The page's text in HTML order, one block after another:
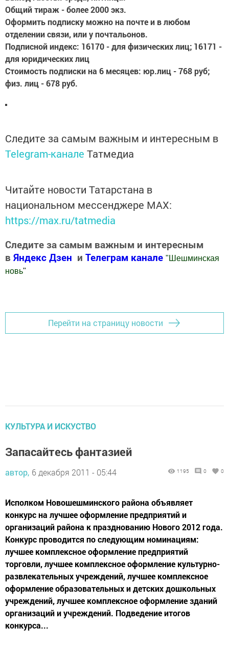
Общий тираж - более 2000 экз.
Оформить подписку можно на почте и в любом
отделении связи, или у почтальонов.
Подписной индекс: 16170 - для физических лиц; 16171 -
для юридических лиц
Стоимость подписки на 6 месяцев: юр.лиц - 768 руб;
физ. лиц - 678 руб.
Следите за самым важным и интересным в
Telegram-канале Татмедиа
Читайте новости Татарстана в
национальном мессенджере MАХ:
https://max.ru/tatmedia
Следите за самым важным и интересным
в Яндекс Дзен и Телеграм канале " Шешминская
новь"
Перейти на страницу новости
КУЛЬТУРА И ИСКУСТВО
Запасайтесь фантазией
автор, 6 декабря 2011 - 05:44 1195 0 0
Исполком Новошешминского района объявляет
конкурс на лучшее оформление предприятий и
организаций района к празднованию Нового 2012 года.
Конкурс проводится по следующим номинациям:
лучшее комплексное оформление предприятий
торговли, лучшее комплексное оформление культурно-
развлекательных учреждений, лучшее комплексное
оформление образовательных и детских дошкольных
учреждений, лучшее комплексное оформление зданий
организаций и учреждений. Подведение итогов
конкурса...